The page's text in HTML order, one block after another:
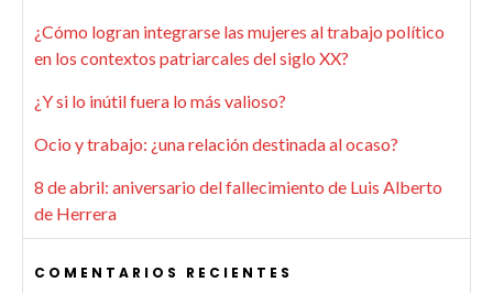
¿Cómo logran integrarse las mujeres al trabajo político
en los contextos patriarcales del siglo XX?
¿Y si lo inútil fuera lo más valioso?
Ocio y trabajo: ¿una relación destinada al ocaso?
8 de abril: aniversario del fallecimiento de Luis Alberto
de Herrera
COMENTARIOS RECIENTES